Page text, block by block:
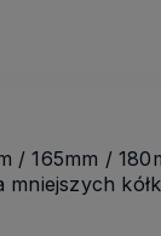
165mm /